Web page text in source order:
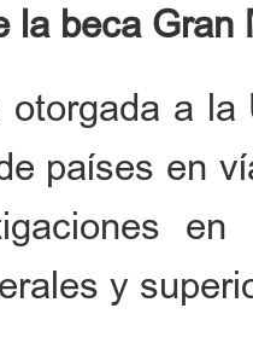
la beca Gran
a
países en
y